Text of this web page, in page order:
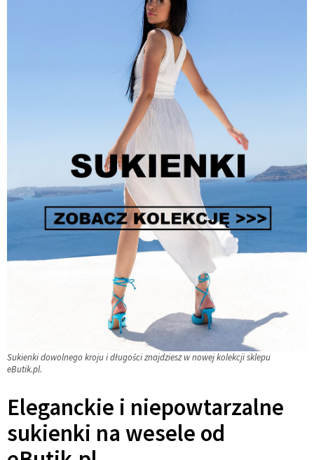
Sukienki dowolnego kroju i długości znajdziesz w nowej kolekcji sklepu
eButik.pl.
Eleganckie i niepowtarzalne
sukienki na wesele od